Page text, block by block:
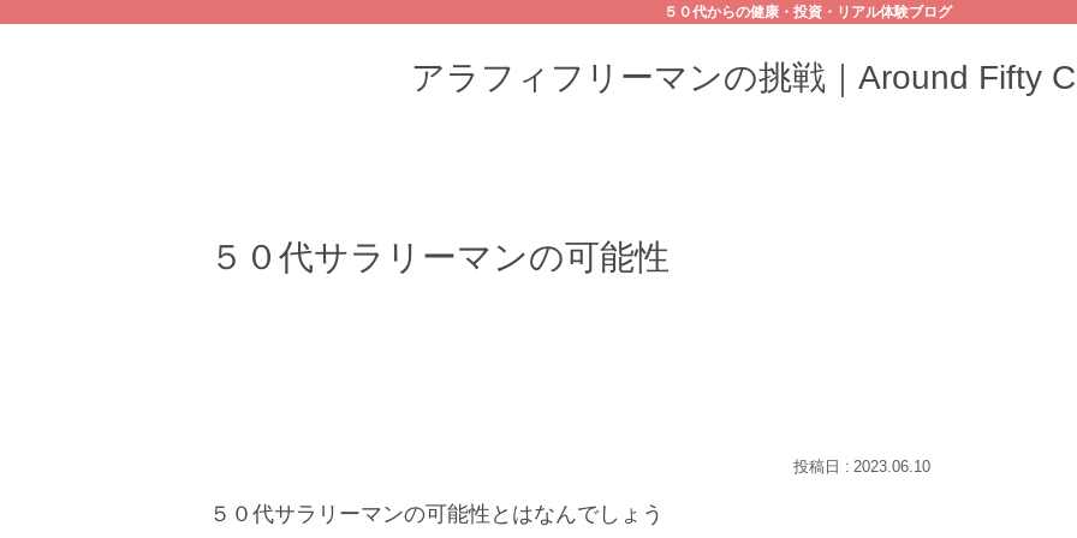
５０代からの健康・投資・リアル体験ブログ
アラフィフリーマンの挑戦｜Around Fifty
５０代サラリーマンの可能性
2023.06.10
５０代サラリーマンの可能性とはなんでしょう